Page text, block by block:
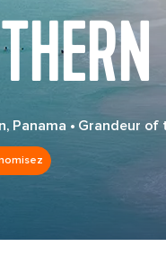
Panama • Grandeur of